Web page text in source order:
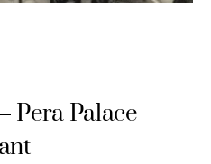
Pera Palace